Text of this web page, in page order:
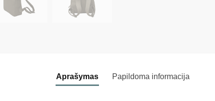
Aprašymas Papildoma informacija